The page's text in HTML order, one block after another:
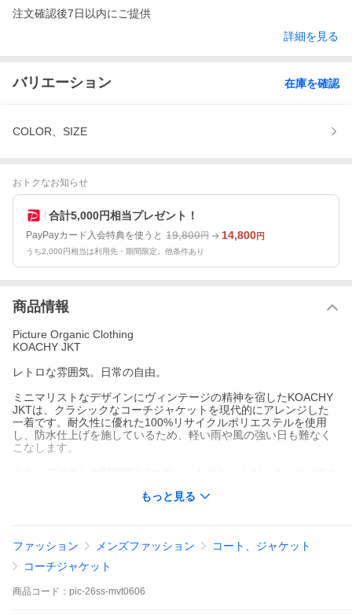
注文確認後7日以内にご提供
詳細を見る
バリエーション 在庫を確認
COLOR、SIZE
おトクなお知らせ
合計5,000円相当プレゼント！
PayPayカード入会特典を使うと 19,800円 14,800円
うち2,000円相当は利用先・期間限定。他条件あり
商品情報
Picture Organic Clothing
KOACHY JKT
レトロな雰囲気。日常の自由。
ミニマリストなデザインにヴィンテージの精神を宿したKOACHY
JKTは、クラシックなコーチジャケットを現代的にアレンジした
一着です。耐久性に優れた100%リサイクルポリエステルを使用
し、防水仕上げを施しているため、軽い雨や風の強い日も難なく
こなします。
ツやキャップを合わせたリラックススタイルから、チノパンを合
KOACHY JKT
レトロな雰囲気。日常の自由。
もっと見る
ファッション メンズファッション
コート、ジャケット
コーチジャケット
商品 コード： pic-26ss-mvt0606